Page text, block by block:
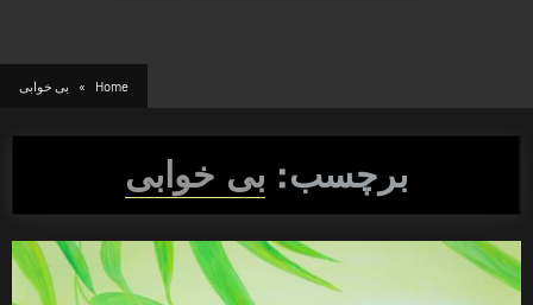
Home بی خوابی
برچسب: بی خوابی